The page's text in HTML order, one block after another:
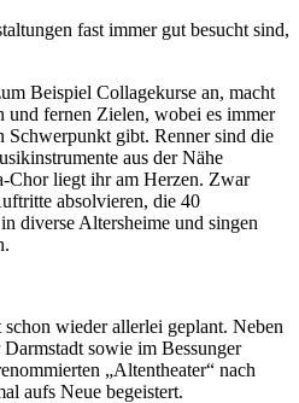
fast immer gut besucht sind,
Beispiel Collagekurse an, macht
und fernen Zielen, wobei es immer
Schwerpunkt gibt. Renner sind die
aus der Nähe
Chor liegt ihr am Herzen. Zwar
absolvieren, die 40
diverse Altersheime und singen
schon wieder allerlei geplant. Neben
sowie im Bessunger
„Altentheater“ nach
aufs Neue begeistert.